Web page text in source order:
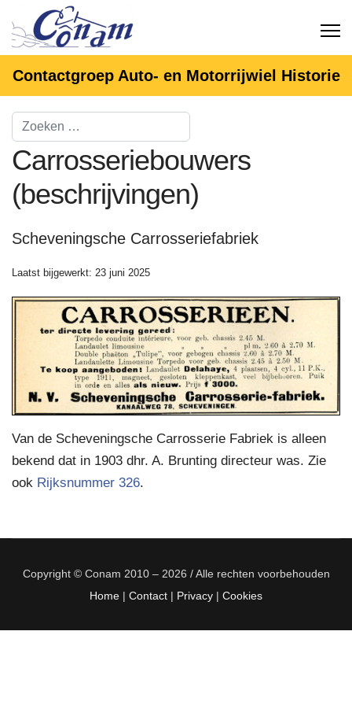
Contactgroep Auto- en Motorrijwiel Historie
Carrosseriebouwers
(beschrijvingen)
Scheveningsche Carrosseriefabriek
Laatst bijgewerkt: 23 juni 2025
Van de Scheveningsche Carrosserie Fabriek is alleen
bekend dat in 1903 dhr. A. Brunting directeur was. Zie
ook Rijksnummer 326.
Copyright © Conam 2010 – 2026 / Alle rechten voorbehouden
Home | Contact | Privacy | Cookies